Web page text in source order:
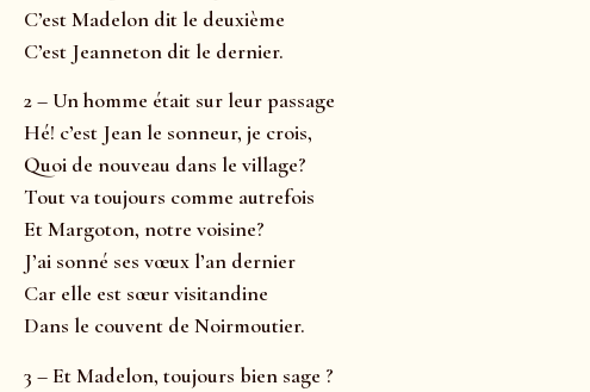
C’est Madelon dit le deuxième
C’est Jeanneton dit le dernier.
2 – Un homme était sur leur passage
Hé! c’est Jean le sonneur, je crois,
Quoi de nouveau dans le village?
Tout va toujours comme autrefois
Et Margoton, notre voisine?
J’ai sonné ses vœux l’an dernier
Car elle est sœur visitandine
Dans le couvent de Noirmoutier.
3 – Et Madelon, toujours bien sage ?